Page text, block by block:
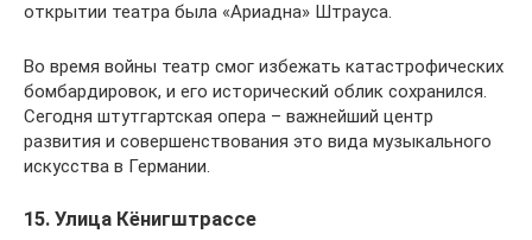
открытии театра была «Ариадна» Штрауса.
Во время войны театр смог избежать катастрофических
бомбардировок, и его исторический облик сохранился.
Сегодня штутгартская опера – важнейший центр
развития и совершенствования это вида музыкального
искусства в Германии.
15. Улица Кёнигштрассе